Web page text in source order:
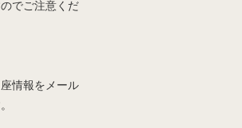
でご注意くだ
情報をメール